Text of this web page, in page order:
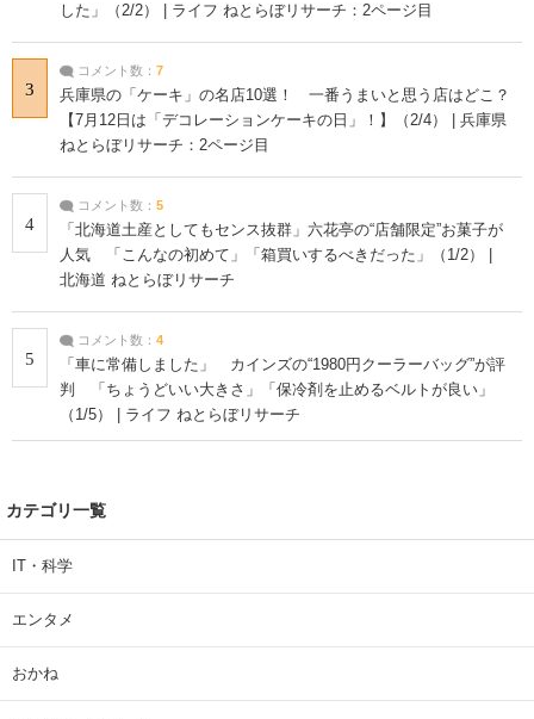
した」（2/2） | ライフ ねとらぼリサーチ：2ページ目
3
コメント数： 7
兵庫県の「ケーキ」の名店10選！ 一番うまいと思う店はどこ？
【7月12日は「デコレーションケーキの日」！】（2/4） | 兵庫県
ねとらぼリサーチ：2ページ目
4
コメント数： 5
「北海道土産としてもセンス抜群」六花亭の“店舗限定”お菓子が
人気 「こんなの初めて」「箱買いするべきだった」（1/2） |
北海道 ねとらぼリサーチ
5
コメント数： 4
「車に常備しました」 カインズの“1980円クーラーバッグ”が評
判 「ちょうどいい大きさ」「保冷剤を止めるベルトが良い」
（1/5） | ライフ ねとらぼリサーチ
カテゴリ一覧
IT・科学
エンタメ
おかね